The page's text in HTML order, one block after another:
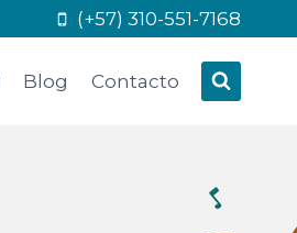
(+57) 310-551-7168
Blog Contacto